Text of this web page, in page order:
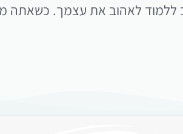
ללמוד לאהוב את עצמך. כשאתה